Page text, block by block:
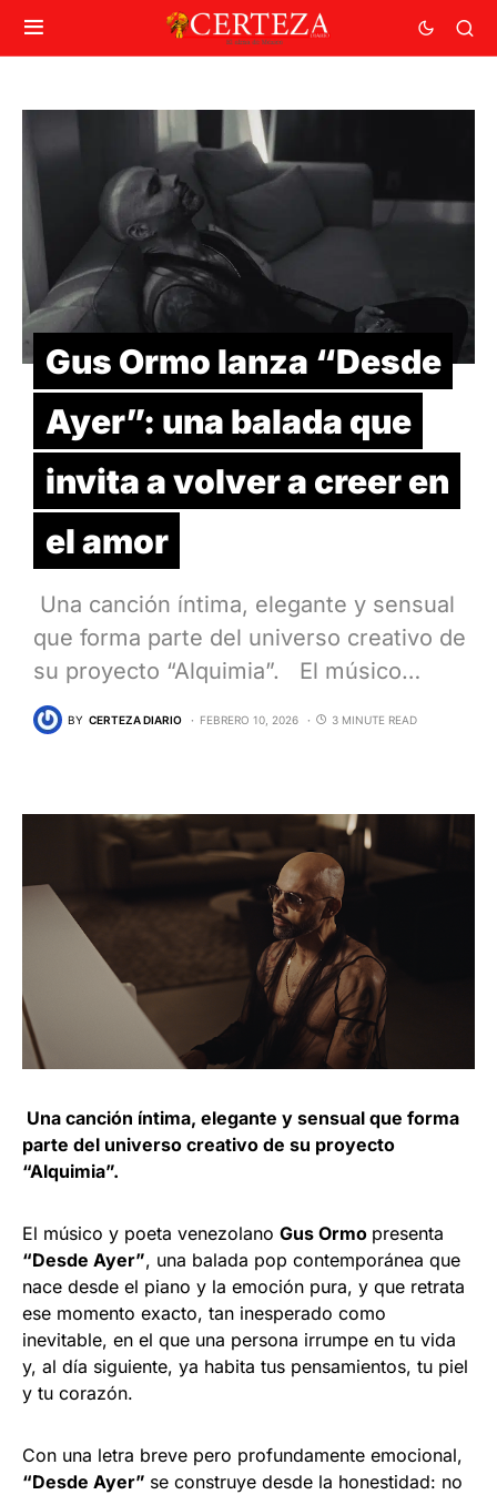
Gus Ormo lanza “Desde
Ayer”: una balada que
invita a volver a creer en
el amor
Una canción íntima, elegante y sensual
que forma parte del universo creativo de
su proyecto “Alquimia”. El músico…
BY CERTEZA DIARIO FEBRERO 10, 2026 3 MINUTE READ
Una canción íntima, elegante y sensual que forma
parte del universo creativo de su proyecto
“Alquimia”.
El músico y poeta venezolano Gus Ormo presenta
“Desde Ayer”, una balada pop contemporánea que
nace desde el piano y la emoción pura, y que retrata
ese momento exacto, tan inesperado como
inevitable, en el que una persona irrumpe en tu vida
y, al día siguiente, ya habita tus pensamientos, tu piel
y tu corazón.
Con una letra breve pero profundamente emocional,
“Desde Ayer” se construye desde la honestidad: no